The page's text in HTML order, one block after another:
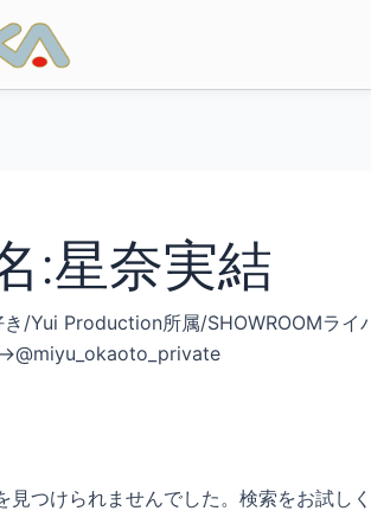
:星奈実結
き/Yui Production所属/SHOWROOMラ
見つけられませんでした。検索をお試しく